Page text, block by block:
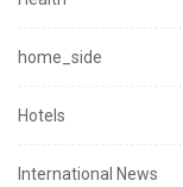
home_side
Hotels
International News